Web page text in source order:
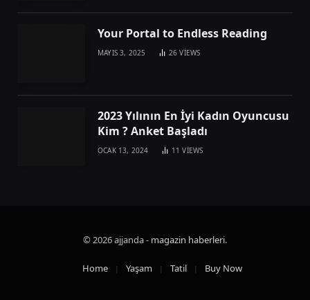
Your Portal to Endless Reading
MAYIS 3, 2025 26VIEWS
2023 Yılının En İyi Kadın Oyuncusu
Kim ? Anket Başladı
OCAK 13, 2024 11VIEWS
© 2026 ajjanda - magazin haberleri.
Home Yaşam Tatil Buy Now